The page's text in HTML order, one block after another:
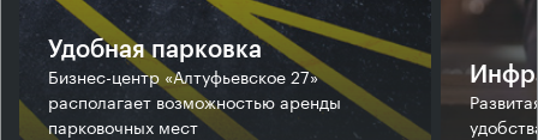
Удобная парковка
Бизнес-центр «Алтуфьевское 27»
располагает возможностью аренды
парковочных мест